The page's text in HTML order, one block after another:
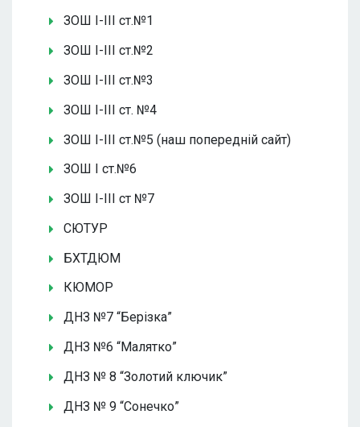
ЗОШ І-ІІІ ст.№1
ЗОШ І-ІІІ ст.№2
ЗОШ І-ІІІ ст.№3
ЗОШ І-ІІІ ст. №4
ЗОШ І-ІІІ ст.№5 (наш попередній сайт)
ЗОШ І ст.№6
ЗОШ І-ІІІ ст №7
СЮТУР
БХТДЮМ
КЮМОР
ДНЗ №7 “Берізка”
ДНЗ №6 “Малятко”
ДНЗ № 8 “Золотий ключик”
ДНЗ № 9 “Сонечко”